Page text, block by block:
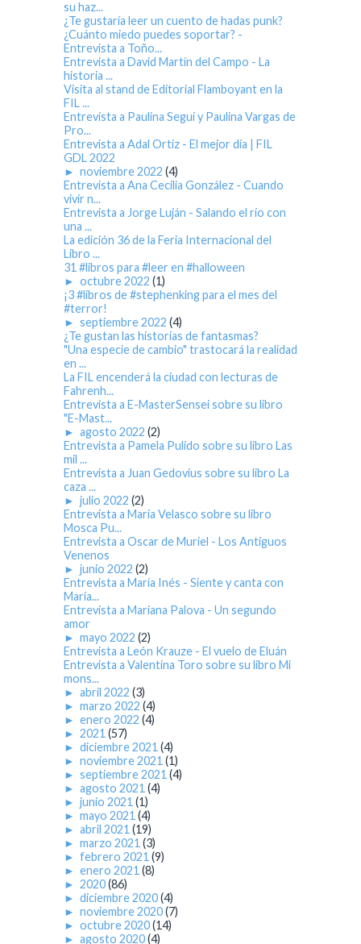
su haz...
¿Te gustaría leer un cuento de hadas punk?
¿Cuánto miedo puedes soportar? -
Entrevista a Toño...
Entrevista a David Martín del Campo - La
historia ...
Visita al stand de Editorial Flamboyant en la
FIL ...
Entrevista a Paulina Seguí y Paulina Vargas de
Pro...
Entrevista a Adal Ortiz - El mejor día | FIL
GDL 2022
► noviembre 2022 (4)
Entrevista a Ana Cecilia González - Cuando
vivir n...
Entrevista a Jorge Luján - Salando el río con
una ...
La edición 36 de la Feria Internacional del
Libro ...
31 #libros para #leer en #halloween
► octubre 2022 (1)
¡3 #libros de #stephenking para el mes del
#terror!
► septiembre 2022 (4)
¿Te gustan las historias de fantasmas?
"Una especie de cambio" trastocará la realidad
en ...
La FIL encenderá la ciudad con lecturas de
Fahrenh...
Entrevista a E-MasterSensei sobre su libro
"E-Mast...
► agosto 2022 (2)
Entrevista a Pamela Pulido sobre su libro Las
mil ...
Entrevista a Juan Gedovius sobre su libro La
caza ...
► julio 2022 (2)
Entrevista a María Velasco sobre su libro
Mosca Pu...
Entrevista a Oscar de Muriel - Los Antiguos
Venenos
► junio 2022 (2)
Entrevista a María Inés - Siente y canta con
María...
Entrevista a Mariana Palova - Un segundo
amor
► mayo 2022 (2)
Entrevista a León Krauze - El vuelo de Eluán
Entrevista a Valentina Toro sobre su libro Mi
mons...
► abril 2022 (3)
► marzo 2022 (4)
► enero 2022 (4)
► 2021 (57)
► diciembre 2021 (4)
► noviembre 2021 (1)
► septiembre 2021 (4)
► agosto 2021 (4)
► junio 2021 (1)
► mayo 2021 (4)
► abril 2021 (19)
► marzo 2021 (3)
► febrero 2021 (9)
► enero 2021 (8)
► 2020(86)
► diciembre 2020(4)
► noviembre 2020(7)
► octubre 2020(14)
► agosto 2020(4)